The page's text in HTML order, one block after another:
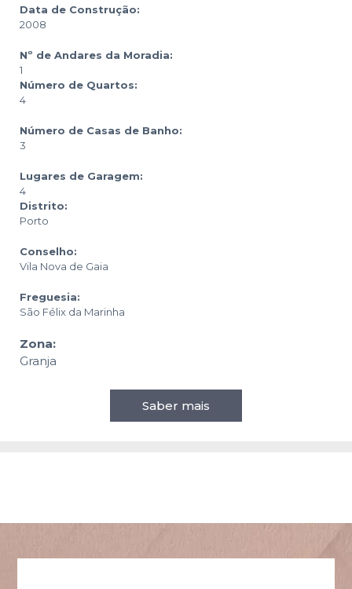
Data de Construção:
2008
Nº de Andares da Moradia:
1
Número de Quartos:
4
Número de Casas de Banho:
3
Lugares de Garagem:
4
Distrito:
Porto
Conselho:
Vila Nova de Gaia
Freguesia:
São Félix da Marinha
Zona:
Granja
Saber mais